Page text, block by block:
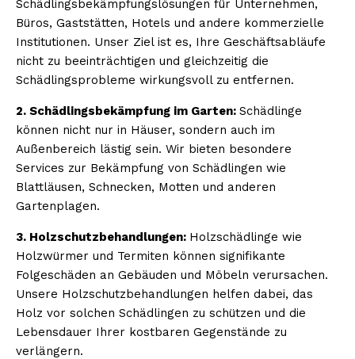
Schädlingsbekämpfungslösungen für Unternehmen,
Büros, Gaststätten, Hotels und andere kommerzielle
Institutionen. Unser Ziel ist es, Ihre Geschäftsabläufe
nicht zu beeinträchtigen und gleichzeitig die
Schädlingsprobleme wirkungsvoll zu entfernen.
2. Schädlingsbekämpfung im Garten: Schädlinge
können nicht nur in Häuser, sondern auch im
Außenbereich lästig sein. Wir bieten besondere
Services zur Bekämpfung von Schädlingen wie
Blattläusen, Schnecken, Motten und anderen
Gartenplagen.
3. Holzschutzbehandlungen: Holzschädlinge wie
Holzwürmer und Termiten können signifikante
Folgeschäden an Gebäuden und Möbeln verursachen.
Unsere Holzschutzbehandlungen helfen dabei, das
Holz vor solchen Schädlingen zu schützen und die
Lebensdauer Ihrer kostbaren Gegenstände zu
verlängern.